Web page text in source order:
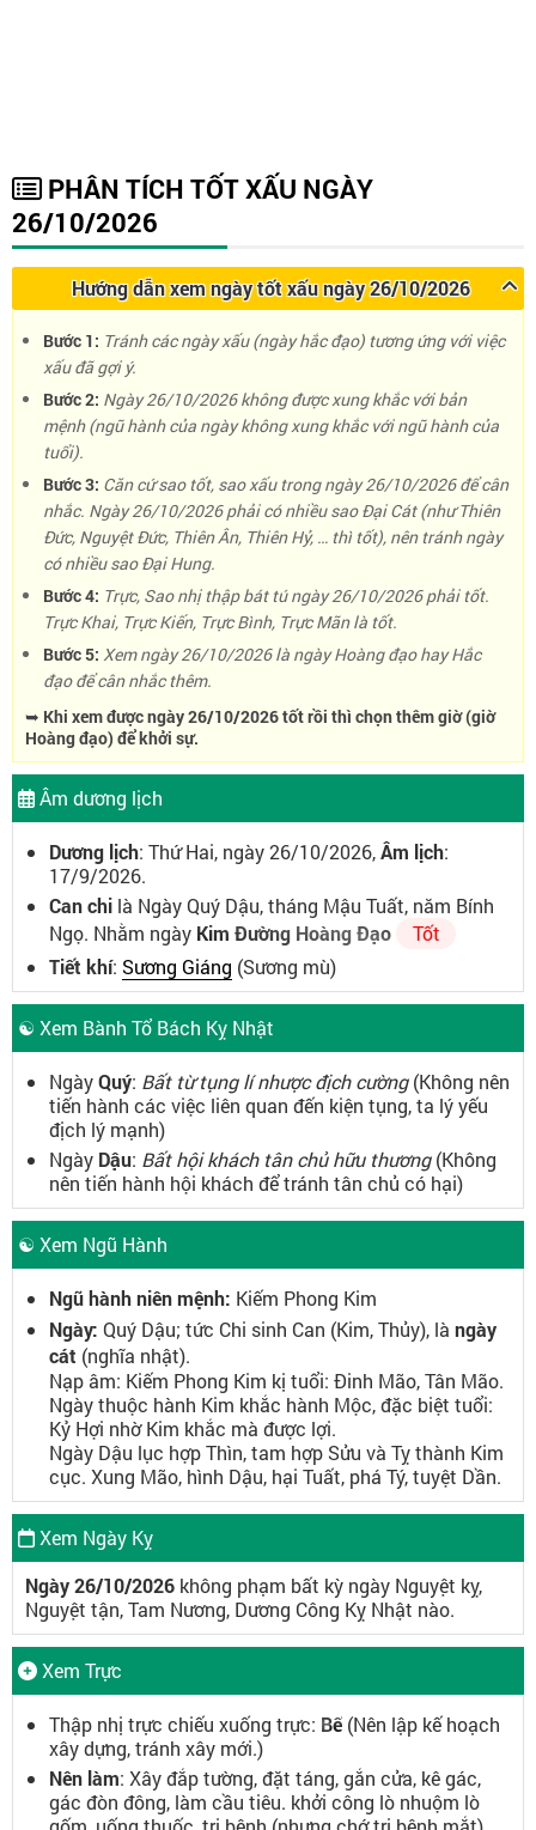
PHÂN TÍCH TỐT XẤU NGÀY
26/10/2026
Hướng dẫn xem ngày tốt xấu ngày 26/10/2026
Bước 1: Tránh các ngày xấu (ngày hắc đạo) tương ứng với việc
xấu đã gợi ý.
Bước 2: Ngày 26/10/2026 không được xung khắc với bản
mệnh (ngũ hành của ngày không xung khắc với ngũ hành của
tuổi).
Bước 3: Căn cứ sao tốt, sao xấu trong ngày 26/10/2026 để cân
nhắc. Ngày 26/10/2026 phải có nhiều sao Đại Cát (như Thiên
Đức, Nguyệt Đức, Thiên Ân, Thiên Hỷ, … thì tốt), nên tránh ngày
có nhiều sao Đại Hung.
Bước 4: Trực, Sao nhị thập bát tú ngày 26/10/2026 phải tốt.
Trực Khai, Trực Kiến, Trực Bình, Trực Mãn là tốt.
Bước 5: Xem ngày 26/10/2026 là ngày Hoàng đạo hay Hắc
đạo để cân nhắc thêm.
➥ Khi xem được ngày 26/10/2026 tốt rồi thì chọn thêm giờ (giờ
Hoàng đạo) để khởi sự.
Âm dương lịch
Dương lịch: Thứ Hai, ngày 26/10/2026,Âm lịch:
17/9/2026.
Can chi là Ngày Quý Dậu, tháng Mậu Tuất, năm Bính
Ngọ. Nhằm ngày Kim Đường Hoàng Đạo
Tốt
Tiết khí: Sương Giáng (Sương mù)
☯ Xem Bành Tổ Bách Kỵ Nhật
NgàyQuý: Bất từ tụng lí nhược địch cường(Không nên
tiến hành các việc liên quan đến kiện tụng, ta lý yếu
địch lý mạnh)
Ngày Dậu: Bất hội khách tân chủ hữu thương(Không
nên tiến hành hội khách để tránh tân chủ có hại)
☯ Xem Ngũ Hành
Ngũ hành niên mệnh: Kiếm Phong Kim
Ngày: Quý Dậu; tức Chi sinh Can (Kim, Thủy), là ngày
cát (nghĩa nhật).
Nạp âm: Kiếm Phong Kim kị tuổi: Đinh Mão, Tân Mão.
Ngày thuộc hành Kim khắc hành Mộc, đặc biệt tuổi:
Kỷ Hợi nhờ Kim khắc mà được lợi.
Ngày Dậu lục hợp Thìn, tam hợp Sửu và Tỵ thành Kim
cục. Xung Mão, hình Dậu, hại Tuất, phá Tý, tuyệt Dần.
Xem Ngày Kỵ
Ngày 26/10/2026 không phạm bất kỳ ngày Nguyệt kỵ,
Nguyệt tận, Tam Nương, Dương Công Kỵ Nhật nào.
Xem Trực
Thập nhị trực chiếu xuống trực: Bế (Nên lập kế hoạch
xây dựng, tránh xây mới.)
Nên làm: Xây đắp tường, đặt táng, gắn cửa, kê gác,
gác đòn đông, làm cầu tiêu. khởi công lò nhuộm lò